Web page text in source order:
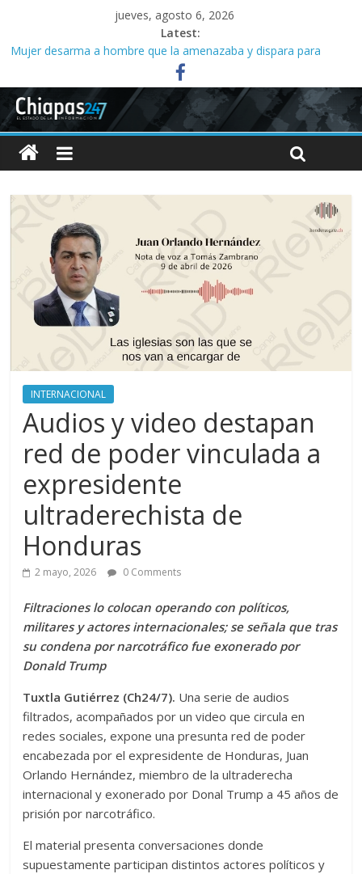
jueves, agosto 6, 2026
Latest:
Mujer desarma a hombre que la amenazaba y dispara para
Tres meses sin agua desatan protesta en Yajalón
Acusan abuso de poder en la organización de la Feria de San
Roque; señalan vínculos con el alcalde Ángel Torres
Campeona nacional denuncia despido de entrenador y falta de
apoyo al equipo de halterofilia en el Indeporte
Corrupción en la SMyT reduce hasta 40 por ciento ingresos de
concesionados, dicen
INTERNACIONAL
Audios y video destapan
red de poder vinculada a
expresidente
ultraderechista de
Honduras
2 mayo, 2026 0 Comments
Filtraciones lo colocan operando con políticos,
militares y actores internacionales; se señala que tras
su condena por narcotráfico fue exonerado por
Donald Trump
Tuxtla Gutiérrez (Ch24/7). Una serie de audios
filtrados, acompañados por un video que circula en
redes sociales, expone una presunta red de poder
encabezada por el expresidente de Honduras, Juan
Orlando Hernández, miembro de la ultraderecha
internacional y exonerado por Donal Trump a 45 años de
prisión por narcotráfico.
El material presenta conversaciones donde
supuestamente participan distintos actores políticos y